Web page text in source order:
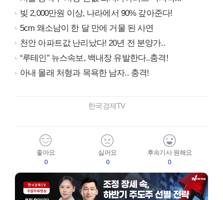
빚 2,000만원 이상, 나라에서 90% 갚아준다!
5cm 왜소남이 한 달 만에 거물 된 사연
천안 아파트값 난리났다! 20년 전 분양가..
“루테인” 뉴스속보, 백내장 유발한다..충격!
아내 몰래 처형과 목욕한 남자.. 충격!
한국경제TV
좋아요
0
싫어요
0
후속기사 원해요
0